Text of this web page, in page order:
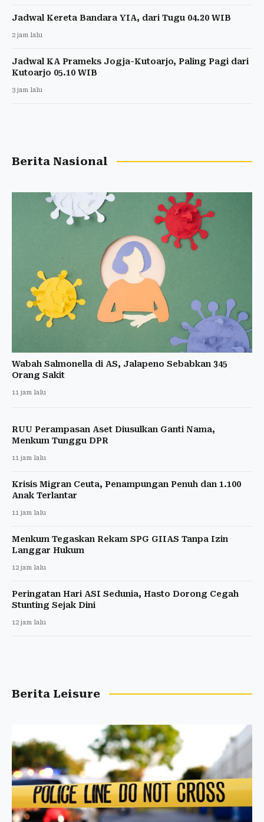
Jadwal Kereta Bandara YIA, dari Tugu 04.20 WIB
2 jam lalu
Jadwal KA Prameks Jogja-Kutoarjo, Paling Pagi dari
Kutoarjo 05.10 WIB
3 jam lalu
Berita Nasional
Wabah Salmonella di AS, Jalapeno Sebabkan 345
Orang Sakit
11 jam lalu
RUU Perampasan Aset Diusulkan Ganti Nama,
Menkum Tunggu DPR
11 jam lalu
Krisis Migran Ceuta, Penampungan Penuh dan 1.100
Anak Terlantar
11 jam lalu
Menkum Tegaskan Rekam SPG GIIAS Tanpa Izin
Langgar Hukum
12 jam lalu
Peringatan Hari ASI Sedunia, Hasto Dorong Cegah
Stunting Sejak Dini
12 jam lalu
Berita Leisure